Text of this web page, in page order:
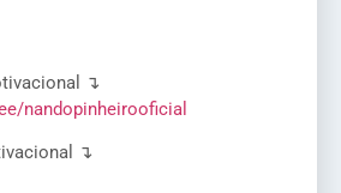
↴
nandopinheirooficial
↴